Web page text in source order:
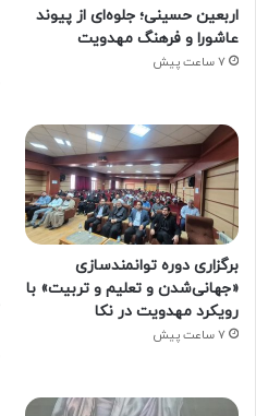
اربعین حسینی؛ جلوه‌ای از پیوند
عاشورا و فرهنگ مهدویت
7 ساعت پیش
برگزاری دوره توانمندسازی
«جهانی‌شدن و تعلیم و تربیت» با
رویکرد مهدویت در نکا
7 ساعت پیش